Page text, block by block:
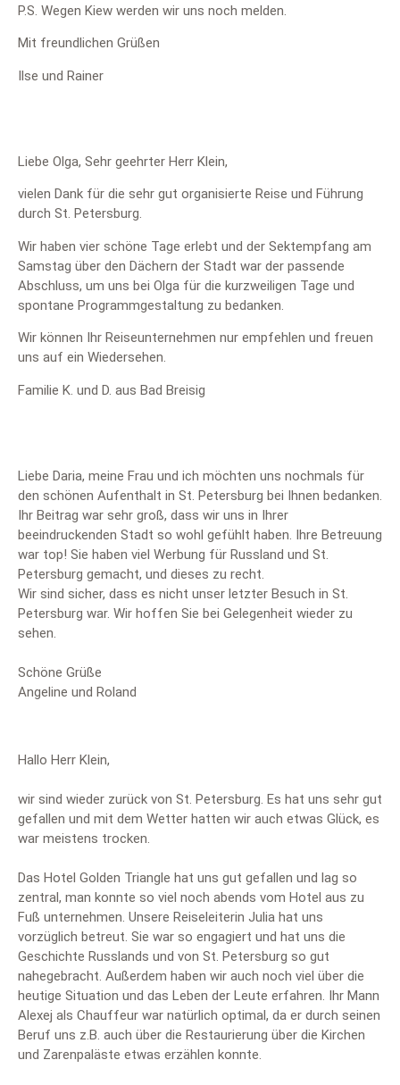
P.S. Wegen Kiew werden wir uns noch melden.
Mit freundlichen Grüßen
Ilse und Rainer
Liebe Olga, Sehr geehrter Herr Klein,
vielen Dank für die sehr gut organisierte Reise und Führung
durch St. Petersburg.
Wir haben vier schöne Tage erlebt und der Sektempfang am
Samstag über den Dächern der Stadt war der passende
Abschluss, um uns bei Olga für die kurzweiligen Tage und
spontane Programmgestaltung zu bedanken.
Wir können Ihr Reiseunternehmen nur empfehlen und freuen
uns auf ein Wiedersehen.
Familie K. und D. aus Bad Breisig
Liebe Daria, meine Frau und ich möchten uns nochmals für
den schönen Aufenthalt in St. Petersburg bei Ihnen bedanken.
Ihr Beitrag war sehr groß, dass wir uns in Ihrer
beeindruckenden Stadt so wohl gefühlt haben. Ihre Betreuung
war top! Sie haben viel Werbung für Russland und St.
Petersburg gemacht, und dieses zu recht.
Wir sind sicher, dass es nicht unser letzter Besuch in St.
Petersburg war. Wir hoffen Sie bei Gelegenheit wieder zu
sehen.
Schöne Grüße
Angeline und Roland
Hallo Herr Klein,
wir sind wieder zurück von St. Petersburg. Es hat uns sehr gut
gefallen und mit dem Wetter hatten wir auch etwas Glück, es
war meistens trocken.
Das Hotel Golden Triangle hat uns gut gefallen und lag so
zentral, man konnte so viel noch abends vom Hotel aus zu
Fuß unternehmen. Unsere Reiseleiterin Julia hat uns
vorzüglich betreut. Sie war so engagiert und hat uns die
Geschichte Russlands und von St. Petersburg so gut
nahegebracht. Außerdem haben wir auch noch viel über die
heutige Situation und das Leben der Leute erfahren. Ihr Mann
Alexej als Chauffeur war natürlich optimal, da er durch seinen
Beruf uns z.B. auch über die Restaurierung über die Kirchen
und Zarenpaläste etwas erzählen konnte.